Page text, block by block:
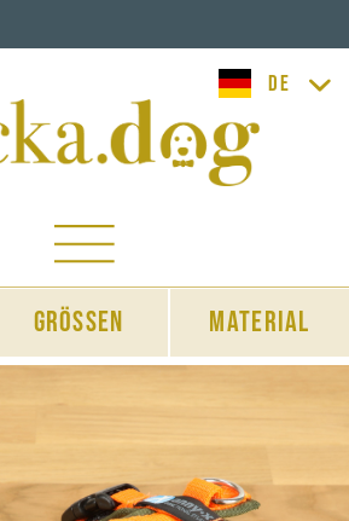
lucka.dog
Grössen Material